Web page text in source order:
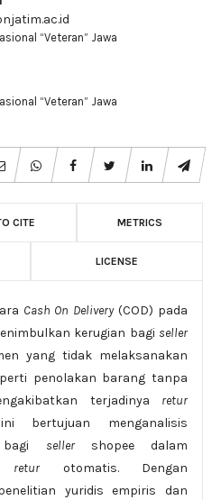
“Veteran” Jawa
“Veteran” Jawa
CITE METRICS
LICENSE
Cash On Delivery(COD) pada
kerugian bagi seller
yang tidak melaksanakan
penolakan barang tanpa
terjadinya retur
bertujuan menganalisis
bagi seller shopee dalam
retur otomatis. Dengan
yuridis empiris dan